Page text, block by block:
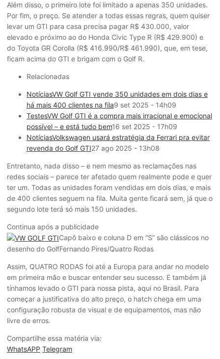
Além disso, o primeiro lote foi limitado a apenas 350 unidades.
Por fim, o preço. Se atender a todas essas regras, quem quiser
levar um GTI para casa precisa pagar R$ 430.000, valor
elevado e próximo ao do Honda Civic Type R (R$ 429.900) e
do Toyota GR Corolla (R$ 416.990/R$ 461.990), que, em tese,
ficam acima do GTI e brigam com o Golf R.
Relacionadas
NotíciasVW Golf GTI vende 350 unidades em dois dias e
há mais 400 clientes na fila9 set 2025 - 14h09
TestesVW Golf GTI é a compra mais irracional e emocional
possível – e está tudo bem16 set 2025 - 17h09
NotíciasVolkswagen usará estratégia da Ferrari pra evitar
revenda do Golf GTI27 ago 2025 - 13h08
Entretanto, nada disso – e nem mesmo as reclamações nas
redes sociais – parece ter afetado quem realmente pode e quer
ter um. Todas as unidades foram vendidas em dois dias, e mais
de 400 clientes seguem na fila. Muita gente ficará sem, já que o
segundo lote terá só mais 150 unidades.
Continua após a publicidade
Capô baixo e coluna D em “S” são clássicos no
desenho do GolfFernando Pires/Quatro Rodas
Assim, QUATRO RODAS foi até a Europa para andar no modelo
em primeira mão e buscar entender seu sucesso. E também já
tínhamos levado o GTI para nossa pista, aqui no Brasil. Para
começar a justificativa do alto preço, o hatch chega em uma
configuração robusta de visual e de equipamentos, mas não
livre de erros.
Compartilhe essa matéria via:
WhatsAPP Telegram